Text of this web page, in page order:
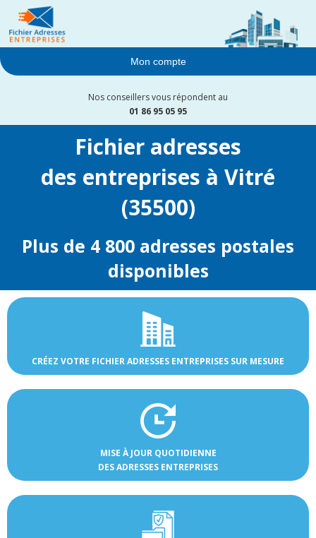
Mon compte
Nos conseillers vous répondent au
01 86 95 05 95
Fichier adresses
des entreprises à Vitré
(35500)
Plus de 4 800 adresses postales
disponibles
CRÉEZ VOTRE FICHIER ADRESSES ENTREPRISES SUR MESURE
MISE À JOUR QUOTIDIENNE
DES ADRESSES ENTREPRISES